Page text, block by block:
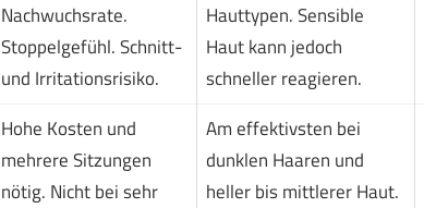
Nachwuchsrate.
Stoppelgefühl. Schnitt-
und Irritationsrisiko.
Hauttypen. Sensible
Haut kann jedoch
schneller reagieren.
Hohe Kosten und
mehrere Sitzungen
nötig. Nicht bei sehr
Am effektivsten bei
dunklen Haaren und
heller bis mittlerer Haut.